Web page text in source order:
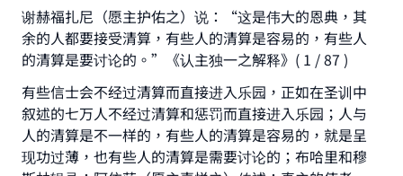
谢赫福扎尼（愿主护佑之）说：“这是伟大的恩典，其
余的人都要接受清算，有些人的清算是容易的，有些人
的清算是要讨论的。”《认主独一之解释》( 1 / 87 )
有些信士会不经过清算而直接进入乐园，正如在圣训中
叙述的七万人不经过清算和惩罚而直接进入乐园；人与
人的清算是不一样的，有些人的清算是容易的，就是呈
现功过薄，也有些人的清算是需要讨论的；布哈里和穆
(MUSLIM, 1893)
Support IslamQA